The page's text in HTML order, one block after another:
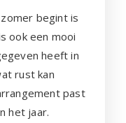
begint is
ook een mooi
heeft in
rust kan
past
het jaar.